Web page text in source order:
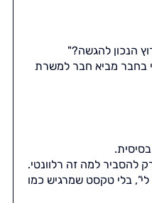
הנכון להגשה?"
בחבר מביא חבר למשרת
להסביר למה זה רלוונטי.
בלי טקסט שמרגיש כמו